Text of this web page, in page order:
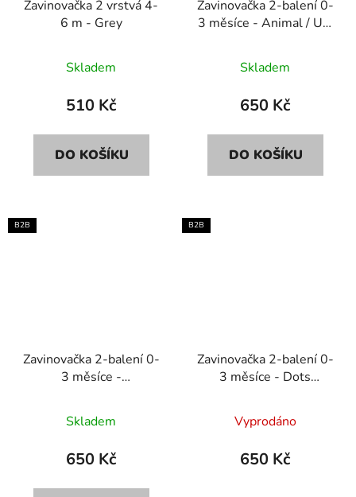
Zavinovačka 2 vrstvá 4-
6 m - Grey
Skladem
510 Kč
DO KOŠÍKU
Zavinovačka 2-balení 0-
3 měsíce - Animal / Uni
Skladem
650 Kč
DO KOŠÍKU
B2B
Zavinovačka 2-balení 0-
3 měsíce -
Skladem
650 Kč
B2B
Zavinovačka 2-balení 0-
3 měsíce - Dots
Vyprodáno
650 Kč